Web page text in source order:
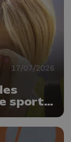
17/07/2026
sport